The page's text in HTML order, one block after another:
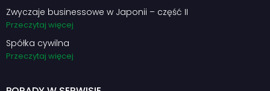
Zwyczaje businessowe w Japonii – część II
Przeczytaj więcej
Spółka cywilna
Przeczytaj więcej